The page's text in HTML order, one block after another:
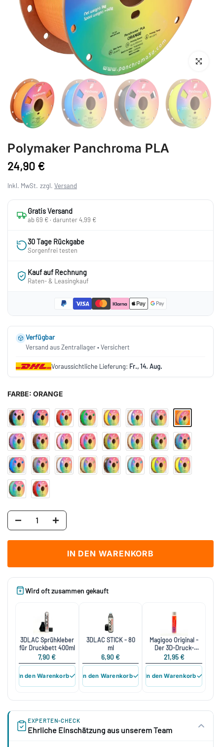
Anklicken
Polymaker Panchroma PLA
24,90 €
Inkl. MwSt. zzgl. Versand
Gratis Versand
ab 69 € · darunter 4,99 €
30 Tage Rückgabe
Sorgenfrei testen
Kauf auf Rechnung
Raten- & Leasingkauf
Verfügbar
Versand aus Zentrallager • Versichert
Voraussichtliche Lieferung: Fr., 14. Aug.
FARBE: ORANGE
IN DEN WARENKORB
Wird oft zusammen gekauft
3DLAC Sprühkleber
für Druckbett 400ml
7,90 €
In den Warenkorb
3DLAC STICK - 80
ml
6,90 €
In den Warenkorb
Magigoo Original -
Der 3D-Druck-
Klebstoff
21,95 €
In den Warenkorb
EXPERTEN-CHECK
Ehrliche Einschätzung aus unserem Team